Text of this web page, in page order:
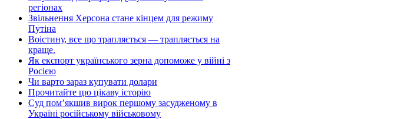
регіонах
Звільнення Херсона стане кінцем для режиму
Путіна
Воістину, все що трапляється — трапляється на
краще.
Як експорт українського зерна допоможе у війні з
Росією
Чи варто зараз купувати долари
Прочитайте цю цікаву історію
Суд пом’якшив вирок першому засудженому в
Україні російському військовому